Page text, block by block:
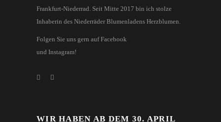
Frankfurt-Niederrad. Seit Mitte 2017 bin ich stolze
Inhaberin des Niederräder Blumenladens Herzblumen.
Folgen Sie uns gern auf Facebook
und Instagram!
WIR HABEN AB DEM 30. APRIL